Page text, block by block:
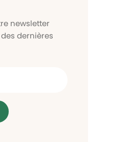
newsletter
dernières